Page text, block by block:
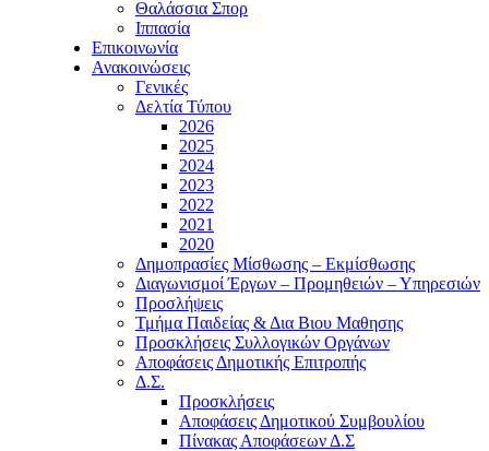
Θαλάσσια Σπορ
Ιππασία
Επικοινωνία
Ανακοινώσεις
Γενικές
Δελτία Τύπου
2026
2025
2024
2023
2022
2021
2020
Δημοπρασίες Μίσθωσης – Εκμίσθωσης
Διαγωνισμοί Έργων – Προμηθειών – Υπηρεσιών
Προσλήψεις
Τμήμα Παιδείας & Δια Βιου Μαθησης
Προσκλήσεις Συλλογικών Οργάνων
Αποφάσεις Δημοτικής Επιτροπής
Δ.Σ.
Προσκλήσεις
Αποφάσεις Δημοτικού Συμβουλίου
Πίνακας Αποφάσεων Δ.Σ